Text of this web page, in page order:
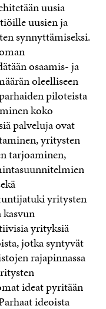
uusia
uusien ja
synnyttämiseksi.
osaamis- ja
oleelliseen
piloteista
koko
palveluja ovat
yritysten
tarjoaminen,
yritysten
yrityksiä
jotka syntyvät
rajapinnassa
ideat pyritään
ideoista